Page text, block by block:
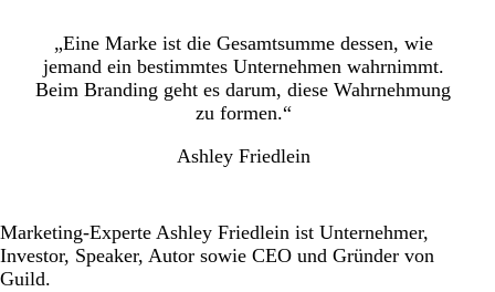
„Eine Marke ist die Gesamtsumme dessen, wie
jemand ein bestimmtes Unternehmen wahrnimmt.
Beim Branding geht es darum, diese Wahrnehmung
zu formen.“
Ashley Friedlein
Marketing-Experte Ashley Friedlein ist Unternehmer,
Investor, Speaker, Autor sowie CEO und Gründer von
Guild.